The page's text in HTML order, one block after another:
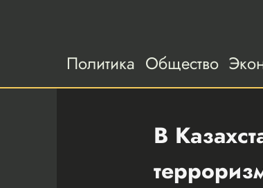
Политика Общество
В